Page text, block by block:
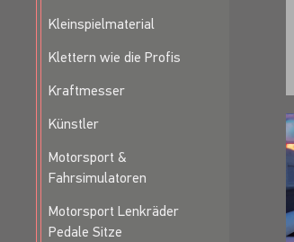
Kleinspielmaterial
Klettern wie die Profis
Kraftmesser
Künstler
Motorsport &
Fahrsimulatoren
Motorsport Lenkräder
Pedale Sitze